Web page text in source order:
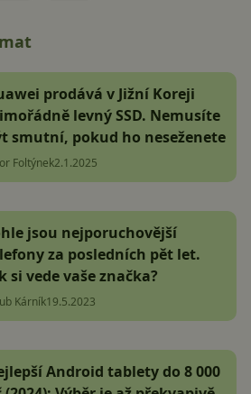
prodává v Jižní Koreji
levný SSD. Nemusíte
smutní, pokud ho neseženete
Foltýnek2.1.2025
jsou nejporuchovější
za posledních pět let.
si vede vaše značka?
Kárník19.5.2023
Android tablety do 8 000